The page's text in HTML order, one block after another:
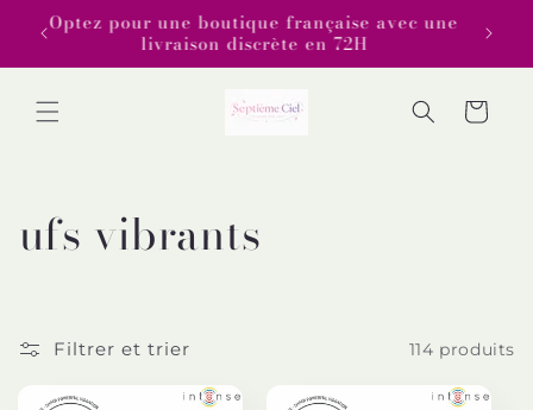
passer
contenu
Bienvenue sur la boutique 7eme ciel
Panier
C
l
ufs vibrants
Filtrer et trier 114 produits